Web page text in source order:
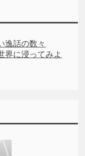
逸話の数々
界に浸ってみよ